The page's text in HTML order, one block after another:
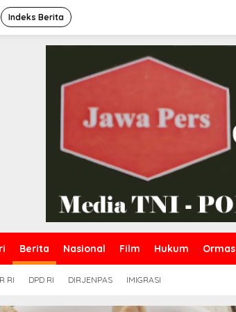
Indeks Berita
Berita Nasional Film Hukum Ormas
RI DPD RI DIRJENPAS IMIGRASI